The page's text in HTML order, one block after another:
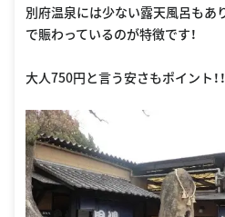
別府温泉には少ない露天風呂もあ
で賑わっているのが特徴です！
大人750円と言う安さもポイント！！！